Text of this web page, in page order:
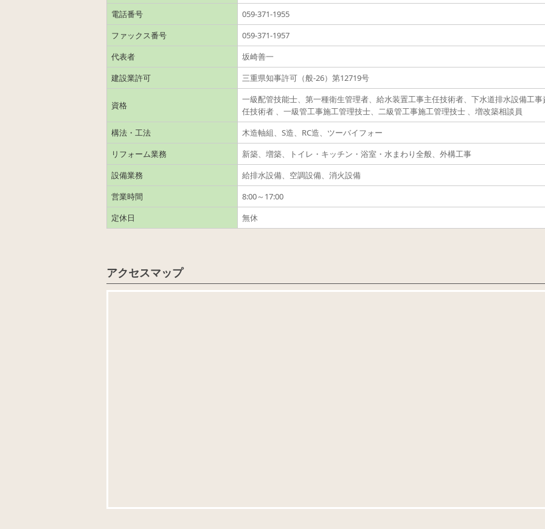
電話番号
059-371-1955
ファックス番号
059-371-1957
代表者
坂崎善一
建設業許可
三重県知事許可（般-26）第12719号
資格
一級配管技能士、第一種衛生管理者、給水装置工事主任技術者、下水道排水設備工事
任技術者 、一級管工事施工管理技士、二級管工事施工管理技士 、増改築相談員
構法・工法
木造軸組、S造、RC造、ツーバイフォー
リフォーム業務
新築、増築、トイレ・キッチン・浴室・水まわり全般、外構工事
設備業務
給排水設備、空調設備、消火設備
営業時間
8:00～17:00
定休日
無休
アクセスマップ